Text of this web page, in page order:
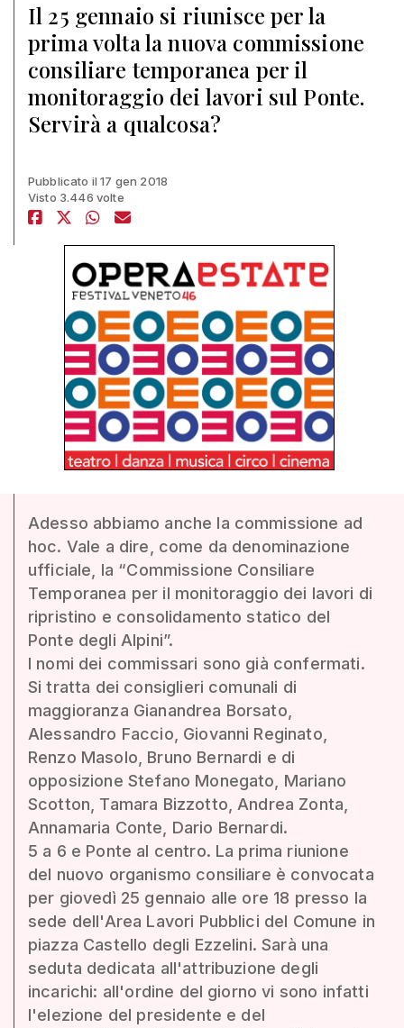
Il 25 gennaio si riunisce per la
prima volta la nuova commissione
consiliare temporanea per il
monitoraggio dei lavori sul Ponte.
Servirà a qualcosa?
Pubblicato il 17 gen 2018
Visto 3.446 volte
Adesso abbiamo anche la commissione ad
hoc. Vale a dire, come da denominazione
ufficiale, la “Commissione Consiliare
Temporanea per il monitoraggio dei lavori di
ripristino e consolidamento statico del
Ponte degli Alpini”.
I nomi dei commissari sono già confermati.
Si tratta dei consiglieri comunali di
maggioranza Gianandrea Borsato,
Alessandro Faccio, Giovanni Reginato,
Renzo Masolo, Bruno Bernardi e di
opposizione Stefano Monegato, Mariano
Scotton, Tamara Bizzotto, Andrea Zonta,
Annamaria Conte, Dario Bernardi.
5 a 6 e Ponte al centro. La prima riunione
del nuovo organismo consiliare è convocata
per giovedì 25 gennaio alle ore 18 presso la
sede dell'Area Lavori Pubblici del Comune in
piazza Castello degli Ezzelini. Sarà una
seduta dedicata all'attribuzione degli
incarichi: all'ordine del giorno vi sono infatti
l'elezione del presidente e del